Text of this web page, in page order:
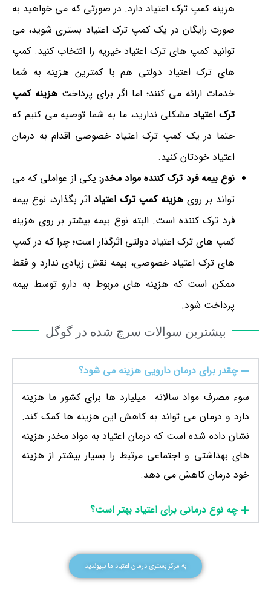
هزینه کمپ ترک اعتیاد دارد. در صورتی که می خواهید به
صورت رایگان در یک کمپ ترک اعتیاد بستری شوید، می
توانید کمپ های ترک اعتیاد خیریه را انتخاب کنید. کمپ
های ترک اعتیاد دولتی هم با کمترین هزینه به شما
خدمات ارائه می کنند؛ اما اگر برای پرداخت هزینه کمپ
ترک اعتیادمشکلی ندارید، ما به شما توصیه می کنیم که
حتما در یک کمپ ترک اعتیاد خصوصی اقدام به درمان
اعتیاد خودتان کنید.
نوع بیمه فرد ترک کننده مواد مخدر: یکی از عواملی که می
تواند بر روی هزینه کمپ ترک اعتیاد اثر بگذارد، نوع بیمه
فرد ترک کننده است. البته نوع بیمه بیشتر بر روی هزینه
کمپ های ترک اعتیاد دولتی اثرگذار است؛ چرا که در کمپ
های ترک اعتیاد خصوصی، بیمه نقش زیادی ندارد و فقط
ممکن است که هزینه های مربوط به دارو توسط بیمه
پرداخت شود.
بیشترین سوالات سرچ شده در گوگل
چقدر برای درمان دارویی هزینه می شود؟
سوء مصرف مواد سالانه میلیارد ها برای کشور ما هزینه
دارد و درمان می تواند به کاهش این هزینه ها کمک کند.
نشان داده شده است که درمان اعتیاد به مواد مخدر هزینه
های بهداشتی و اجتماعی مرتبط را بسیار بیشتر از هزینه
خود درمان کاهش می دهد.
چه نوع درمانی برای اعتیاد بهتر است؟
به مرکز بستری درمان اعتیاد ما بپیوندید